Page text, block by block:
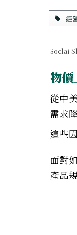
經
Soclai
物
從中
需求
這些
面對
產品